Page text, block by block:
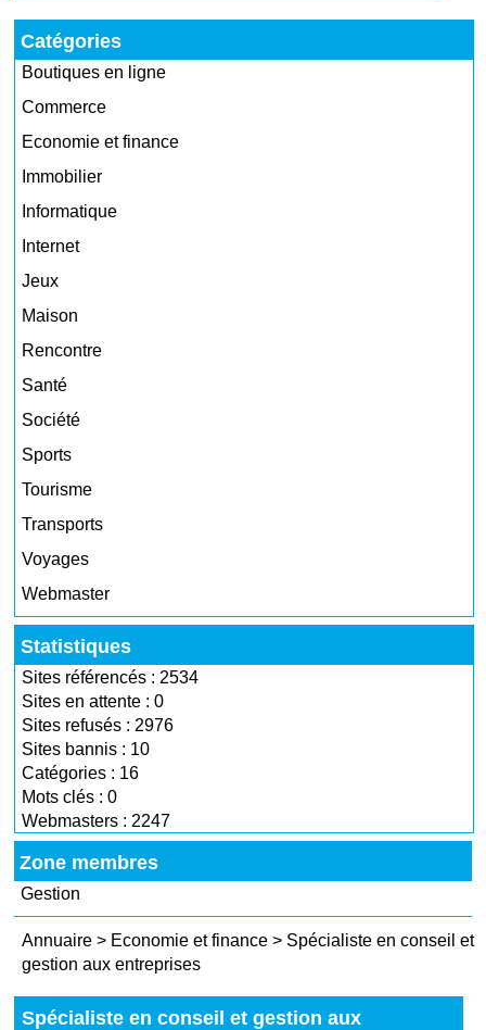
Catégories
Boutiques en ligne
Commerce
Economie et finance
Immobilier
Informatique
Internet
Jeux
Maison
Rencontre
Santé
Société
Sports
Tourisme
Transports
Voyages
Webmaster
Statistiques
Sites référencés : 2534
Sites en attente : 0
Sites refusés : 2976
Sites bannis : 10
Catégories : 16
Mots clés : 0
Webmasters : 2247
Zone membres
Gestion
Annuaire > Economie et finance > Spécialiste en conseil et
gestion aux entreprises
Spécialiste en conseil et gestion aux